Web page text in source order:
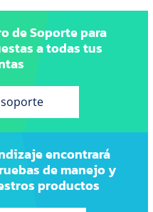
de Soporte para
a todas tus
encontrará
de manejo y
productos